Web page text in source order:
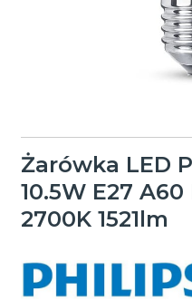
Żarówka LED
10.5W E27 A60
2700K 1521lm